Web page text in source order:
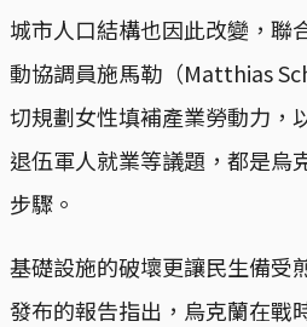
城市人口結構也因此改變，聯
動協調員施馬勒（Matthias
切規劃女性填補產業勞動力，
退伍軍人就業等議題，都是烏
步驟。
基礎設施的破壞更讓民生備受
發布的報告指出，烏克蘭在戰